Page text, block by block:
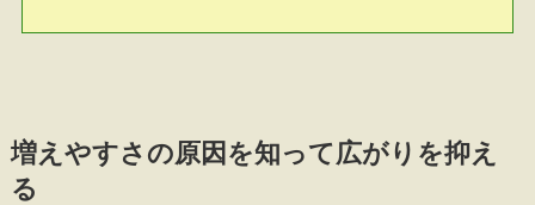
増えやすさの原因を知って広がりを抑え
る